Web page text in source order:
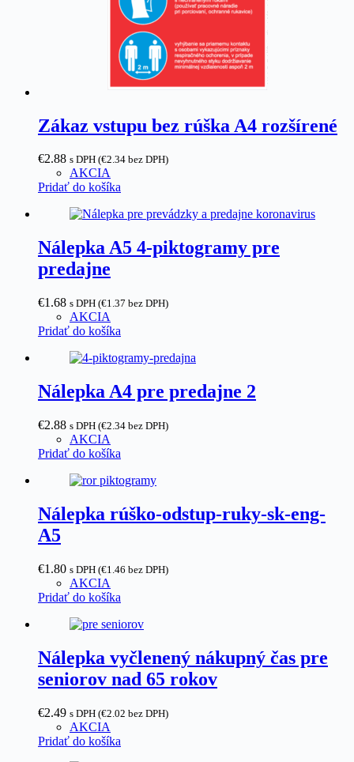
Zákaz vstupu bez rúška A4 rozšírené
€2.88 s DPH (€2.34 bez DPH)
AKCIA
Pridať do košíka
Nálepka A5 4-piktogramy pre
predajne
€1.68 s DPH (€1.37 bez DPH)
AKCIA
Pridať do košíka
Nálepka A4 pre predajne 2
€2.88 s DPH (€2.34 bez DPH)
AKCIA
Pridať do košíka
Nálepka rúško-odstup-ruky-sk-eng-
A5
€1.80 s DPH (€1.46 bez DPH)
AKCIA
Pridať do košíka
Nálepka vyčlenený nákupný čas pre
seniorov nad 65 rokov
€2.49 s DPH (€2.02 bez DPH)
AKCIA
Pridať do košíka